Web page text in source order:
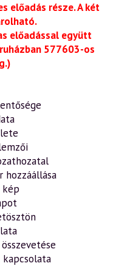
előadás része. A két
előadással együtt
577603-os
hozzáállása